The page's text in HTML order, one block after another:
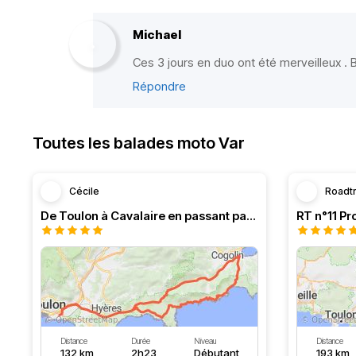
Michael
Ces 3 jours en duo ont été merveilleux .
Répondre
Toutes les balades moto Var
Cécile
De Toulon à Cavalaire en passant par la côte
Distance
132 km
Durée
2h23
Niveau
Débutant
Distance
193 km